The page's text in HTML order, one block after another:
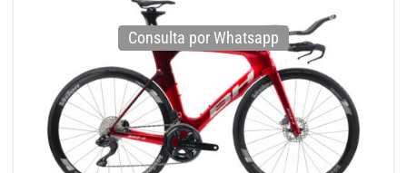
Consulta por Whatsapp